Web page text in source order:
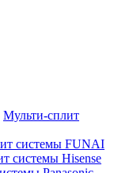
Мульти-сплит
системы FUNAI
системы Hisense